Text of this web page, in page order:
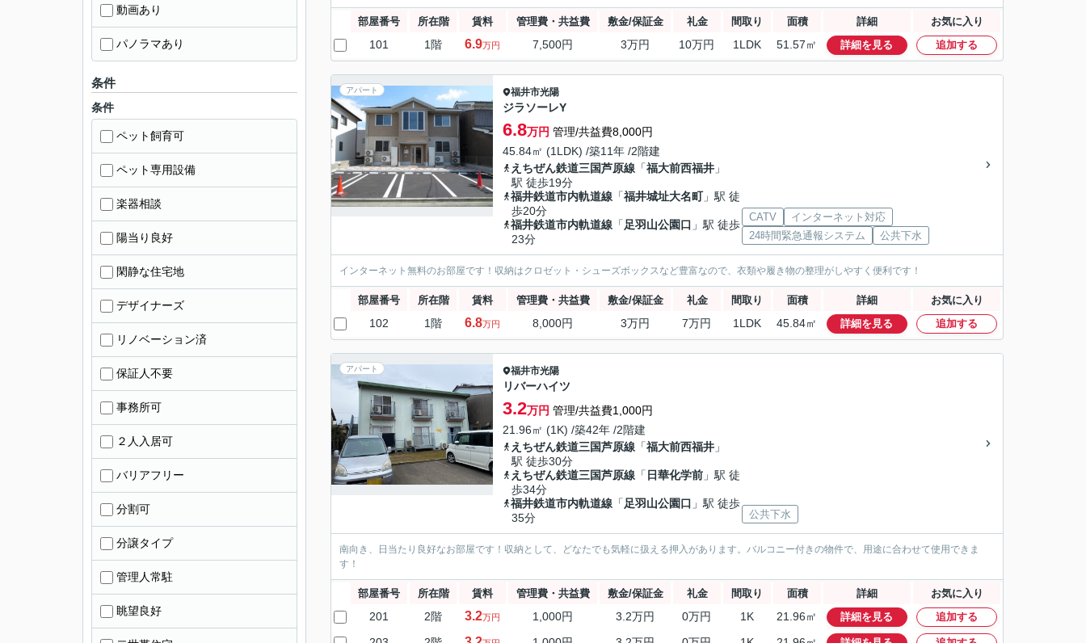
部屋番号 所在階 賃料 管理費・共益費 敷金/保証金 礼金 間取り 面積 詳細 お気に入り
101 1階 6.9万円 7,500円 3万円 10万円 1LDK 51.57㎡ 詳細を見る 追加する
アパート 福井市光陽
ジラソーレY
6.8万円 管理/共益費8,000円
45.84㎡ (1LDK) /築11年 /2階建
えちぜん鉄道三国芦原線 「福大前西福井 」
駅 徒歩19分
福井鉄道市内軌道線 「福井城址大名町」駅 徒
歩20分
福井鉄道市内軌道線 「 足羽山公園口 」駅 徒歩
23分
CATV
インターネット対応
24時間緊急通報システム
公共下水
インターネット無料のお部屋です！収納はクロゼット・シューズボックスなど豊富なので、衣類や履き物の整理がしやすく便利です！
部屋番号 所在階 賃料 管理費・共益費 敷金/保証金 礼金 間取り 面積 詳細 お気に入り
102 1階 6.8万円 8,000円 3万円 7万円 1LDK 45.84㎡ 詳細を見る 追加する
アパート 福井市光陽
リバーハイツ
3.2万円 管理/共益費1,000円
21.96㎡ (1K) /築42年 /2階建
えちぜん鉄道三国芦原線 「福大前西福井 」
駅 徒歩30分
えちぜん鉄道三国芦原線 「 日華化学前 」駅 徒
歩34分
福井鉄道市内軌道線 「 足羽山公園口 」駅 徒歩
35分
公共下水
南向き、日当たり良好なお部屋です！収納として、どなたでも気軽に扱える押入があります。バルコニー付きの物件で、用途に合わせて使用できま
す！
部屋番号 所在階 賃料 管理費・共益費 敷金/保証金 礼金 間取り 面積 詳細 お気に入り
201 2階 3.2万円 1,000円 3.2万円 0万円 1K 21.96㎡ 詳細を見る 追加する
動画あり
パノラマあり
条件
条件
ペット飼育可
ペット専用設備
楽器相談
陽当り良好
閑静な住宅地
デザイナーズ
リノベーション済
保証人不要
事務所可
２人入居可
バリアフリー
分割可
分譲タイプ
管理人常駐
眺望良好